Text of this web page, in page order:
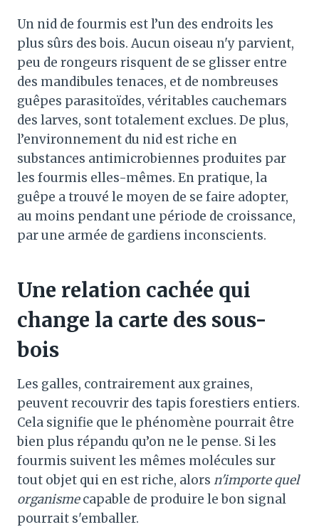
Un nid de fourmis est l’un des endroits les
plus sûrs des bois. Aucun oiseau n'y parvient,
peu de rongeurs risquent de se glisser entre
des mandibules tenaces, et de nombreuses
guêpes parasitoïdes, véritables cauchemars
des larves, sont totalement exclues. De plus,
l’environnement du nid est riche en
substances antimicrobiennes produites par
les fourmis elles-mêmes. En pratique, la
guêpe a trouvé le moyen de se faire adopter,
au moins pendant une période de croissance,
par une armée de gardiens inconscients.
Une relation cachée qui
change la carte des sous-
bois
Les galles, contrairement aux graines,
peuvent recouvrir des tapis forestiers entiers.
Cela signifie que le phénomène pourrait être
bien plus répandu qu’on ne le pense. Si les
fourmis suivent les mêmes molécules sur
tout objet qui en est riche, alors n'importe quel
organismecapable de produire le bon signal
pourrait s'emballer.